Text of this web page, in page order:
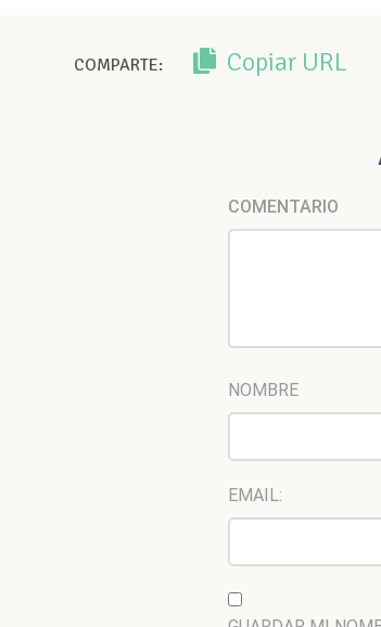
COMPARTE: Copiar URL
COMENTARIO
NOMBRE
EMAIL: